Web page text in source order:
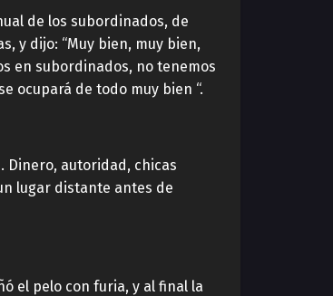
de los subordinados, de
y dijo: “Muy bien, muy bien,
en subordinados, no tenemos
ocupará de todo muy bien “.
Dinero, autoridad, chicas
lugar distante antes de
el pelo con furia, y al final la